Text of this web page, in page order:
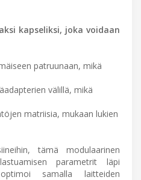
kapseliksi, joka voidaan
patruunaan, mikä
välillä, mikä
matriisia, mukaan lukien
tämä modulaarinen
parametrit läpi
samalla laitteiden